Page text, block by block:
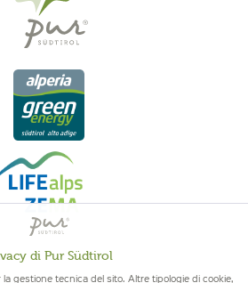
- ORIGINE ALTOATESINA E QUALITÁ
di Pur Südtirol
gestione tecnica del sito. Altre tipologie di cookie,